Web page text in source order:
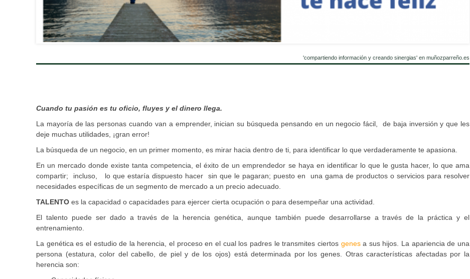
'compartiendo información y creando sinergias' en muñozparreño.es
Cuando tu pasión es tu oficio, fluyes y el dinero llega.
La mayoría de las personas cuando van a emprender, inician su búsqueda pensando en un negocio fácil, de baja inversión y que les
deje muchas utilidades, ¡gran error!
La búsqueda de un negocio, en un primer momento, es mirar hacia dentro de ti, para identificar lo que verdaderamente te apasiona.
En un mercado donde existe tanta competencia, el éxito de un emprendedor se haya en identificar lo que le gusta hacer, lo que ama
compartir; incluso, lo que estaría dispuesto hacer sin que le pagaran; puesto en una gama de productos o servicios para resolver
necesidades específicas de un segmento de mercado a un precio adecuado.
TALENTO es la capacidad o capacidades para ejercer cierta ocupación o para desempeñar una actividad.
El talento puede ser dado a través de la herencia genética, aunque también puede desarrollarse a través de la práctica y el
entrenamiento.
La genética es el estudio de la herencia, el proceso en el cual los padres le transmites ciertos genesa sus hijos. La apariencia de una
persona (estatura, color del cabello, de piel y de los ojos) está determinada por los genes. Otras características afectadas por la
herencia son: